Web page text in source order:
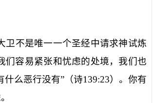
卫不是唯一一个圣经中请求神试炼
们容易紧张和忧虑的处境，我们也
什么恶行没有”（诗139:23）。你有